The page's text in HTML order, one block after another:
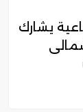
يشارك
الأعمال